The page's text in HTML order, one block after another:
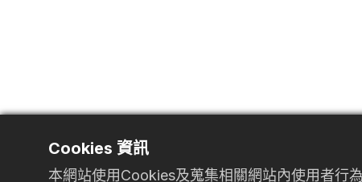
Cookies 資訊
本網站使用Cookies及蒐集相關網站內使用者行